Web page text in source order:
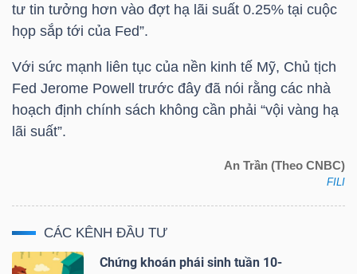
tư tin tưởng hơn vào đợt hạ lãi suất 0.25% tại cuộc
họp sắp tới của Fed”.
Với sức mạnh liên tục của nền kinh tế Mỹ, Chủ tịch
Fed Jerome Powell trước đây đã nói rằng các nhà
hoạch định chính sách không cần phải “vội vàng hạ
lãi suất”.
An Trần (Theo CNBC)
FILI
CÁC KÊNH ĐẦU TƯ
Chứng khoán phái sinh tuần 10-
VĨ
MÔ
NGÀNH